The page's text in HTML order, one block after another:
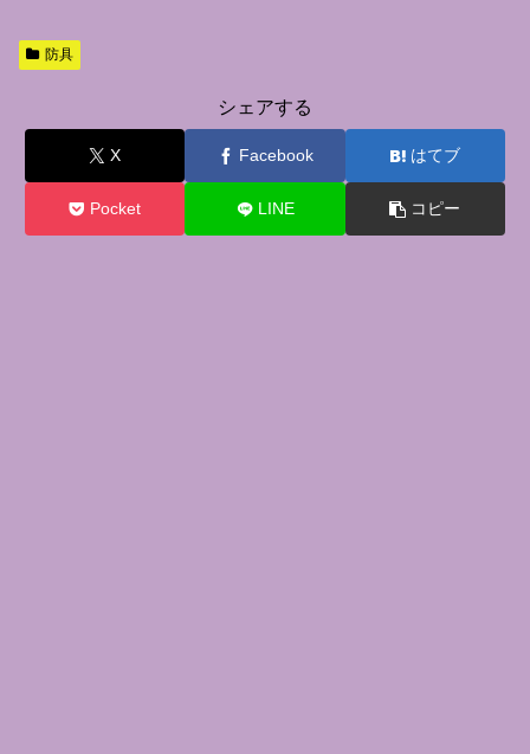
防具
シェアする
X Facebook はてブ
Pocket LINE コピー